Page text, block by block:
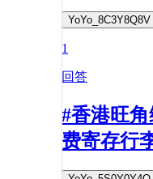
YoYo_8C3Y8Q8V
1
回答
#香港旺
费寄存行